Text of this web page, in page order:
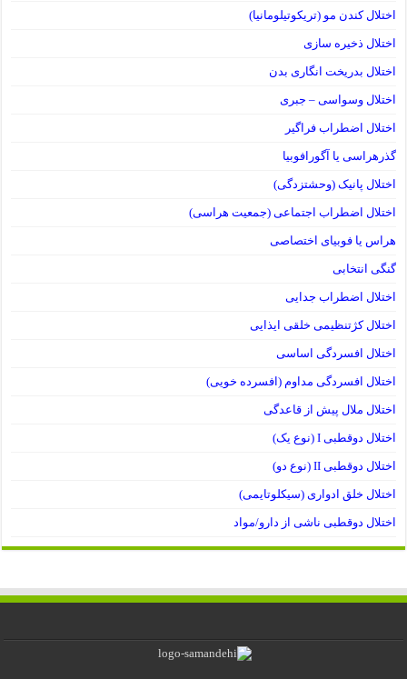
اختلال کندن مو (تریکوتیلومانیا)
اختلال ذخیره سازی
اختلال بدریخت انگاری بدن
اختلال وسواسی – جبری
اختلال اضطراب فراگیر
گذرهراسی یا آگورافوبیا
اختلال پانیک (وحشتزدگی)
اختلال اضطراب اجتماعی (جمعیت هراسی)
هراس یا فوبیای اختصاصی
گنگی انتخابی
اختلال اضطراب جدایی
اختلال کژتنظیمی خلقی ایذایی
اختلال افسردگی اساسی
اختلال افسردگی مداوم (افسرده خویی)
اختلال ملال پیش از قاعدگی
اختلال دوقطبی I (نوع یک)
اختلال دوقطبی II (نوع دو)
اختلال خلق ادواری (سیکلوتایمی)
اختلال دوقطبی ناشی از دارو/مواد